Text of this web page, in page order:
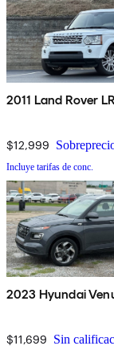
2011 Land Rover
$12,999
Incluye tarifas de conc.
2023 Hyundai
$11,699 Sin